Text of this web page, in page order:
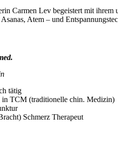
Carmen Lev begeistert mit
Atem – und
tätig
in TCM (traditionelle chin. Medizin)
Schmerz Therapeut